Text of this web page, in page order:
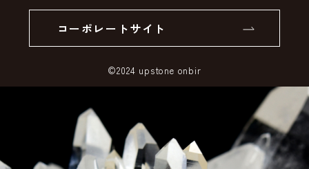
SSLサーバー証明書とは
コーポレートサイト
©2024 upstone onbir